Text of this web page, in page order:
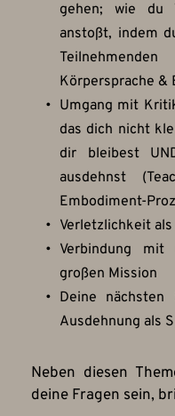
gehen; wie du
anstoßt, indem
Körpersprache &
Umgang mit
das dich nicht
dir bleibest
ausdehnst
Embodiment-
Verletzlichkeit
Verbindung
großen Mission
Deine
Ausdehnung als
Neben diesen
deine Fragen sein,